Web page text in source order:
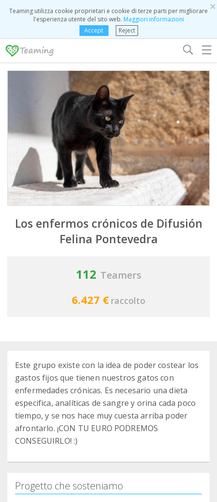
×
Teaming utilizza cookie proprietari e cookie di terze parti per migliorare
l'esperienza utente del sito web. Maggiori informazioni
Accept
Reject
☰
Los enfermos crónicos de Difusión
Felina Pontevedra
112 Teamers
6.427 € raccolto
Este grupo existe con la idea de poder costear los
gastos fijos que tienen nuestros gatos con
enfermedades crónicas. Es necesario una dieta
especifica, analíticas de sangre y orina cada poco
tiempo, y se nos hace muy cuesta arriba poder
afrontarlo. ¡CON TU EURO PODREMOS
CONSEGUIRLO! :)
Progetto che sosteniamo